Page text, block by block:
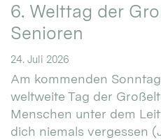
6. Welttag der
Senioren
24. Juli 2026
Am kommenden
weltweite Tag der
Menschen unter dem
dich niemals vergessen